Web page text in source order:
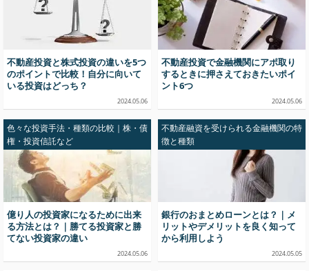
不動産投資と株式投資の違いを5つ
のポイントで比較！自分に向いて
いる投資はどっち？
2024.05.06
不動産投資で金融機関にアポ取り
するときに押さえておきたいポイ
ント6つ
2024.05.06
色々な投資手法・種類の比較｜株・債
権・投資信託など
億り人の投資家になるために出来
る方法とは？｜勝てる投資家と勝
てない投資家の違い
2024.05.06
不動産融資を受けられる金融機関の特
徴と種類
銀行のおまとめローンとは？｜メ
リットやデメリットを良く知って
から利用しよう
2024.05.05